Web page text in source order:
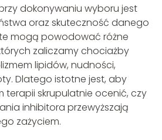
dokonywaniu wyboru jest
oraz skuteczność danego
mogą powodować różne
zaliczamy chociażby
lipidów, nudności,
Dlatego istotne jest, aby
terapii skrupulatnie ocenić, czy
inhibitora przewyższają
zażyciem.